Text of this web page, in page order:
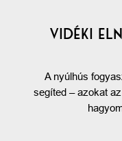
VIDÉKI
A nyúlhús
segíted – azokat